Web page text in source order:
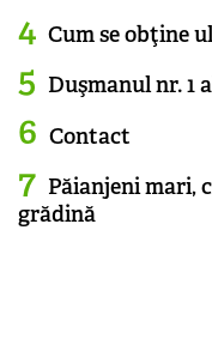
Cum se obţine
Duşmanul nr. 1
Contact
Păianjeni mari,
grădină